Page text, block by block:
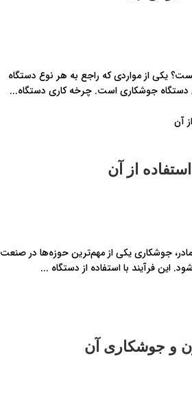
یکی از مواردی که راجع به هر نوع دستگاه
دستگاه جوشکاری است. چرخه کاری دستگاه...
از آن
جوشکاری یکی از مهم‌ترین حوزه‌ها در صنعت
این فرآیند با استفاده از دستگاه ...
و جوشکاری آن